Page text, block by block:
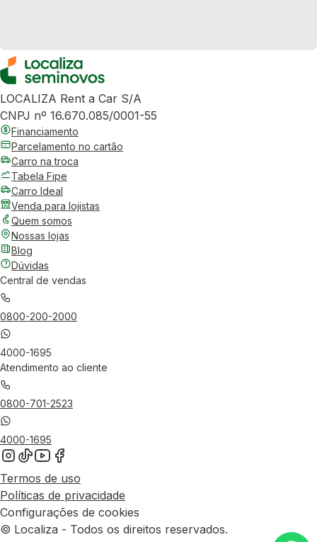
LOCALIZA Rent a Car S/A
CNPJ nº 16.670.085/0001-55
Financiamento
Parcelamento no cartão
Carro na troca
Tabela Fipe
Carro Ideal
Venda para lojistas
Quem somos
Nossas lojas
Blog
Dúvidas
Central de vendas
0800-200-2000
4000-1695
Atendimento ao cliente
0800-701-2523
4000-1695
Termos de uso
Políticas de privacidade
Configurações de cookies
© Localiza - Todos os direitos reservados.